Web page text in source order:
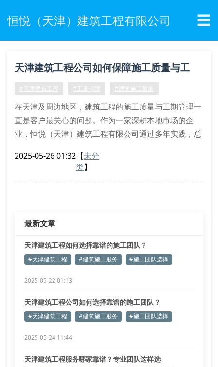
恒悦（天津）建筑工程有限公司 ☰
天津建筑工程公司如何保障施工质量与工
期？
#天津建筑工程 #工期保障 #建筑施工质量
在天津及周边地区，建筑工程的施工质量与工期管理一
直是客户最关心的问题。作为一家深耕本地市场的企
业，恒悦（天津）建筑工程有限公司通过多年实践，总
满足行业标准，又能精准把控交付时间。
2025-05-26 01:32 【未分
类】
最新文章
天津建筑工程如何选择靠谱的施工团队？
#天津建筑工程 #建筑施工服务 #施工团队选择
2025-05-22 01:13
天津建筑工程公司如何选择靠谱的施工团队？
#天津建筑工程 #建筑施工服务 #施工团队选择
2025-05-24 11:44
天津建筑工程服务哪家靠谱？专业团队这样选